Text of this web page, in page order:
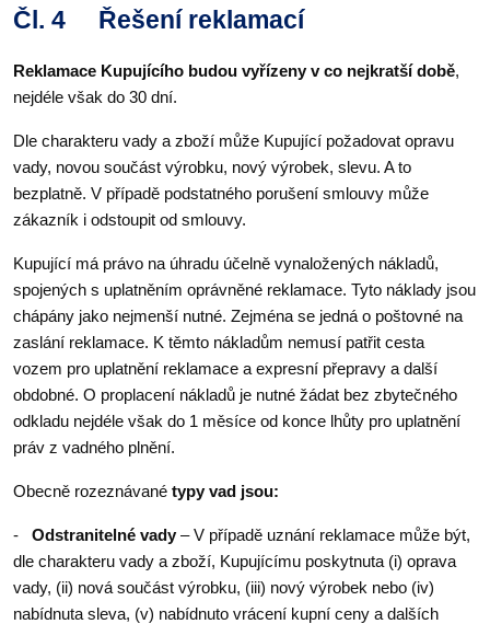
Čl. 4 Řešení reklamací
Reklamace Kupujícího budou vyřízeny v co nejkratší době,
nejdéle však do 30 dní.
Dle charakteru vady a zboží může Kupující požadovat opravu
vady, novou součást výrobku, nový výrobek, slevu. A to
bezplatně. V případě podstatného porušení smlouvy může
zákazník i odstoupit od smlouvy.
Kupující má právo na úhradu účelně vynaložených nákladů,
spojených s uplatněním oprávněné reklamace. Tyto náklady jsou
chápány jako nejmenší nutné. Zejména se jedná o poštovné na
zaslání reklamace. K těmto nákladům nemusí patřit cesta
vozem pro uplatnění reklamace a expresní přepravy a další
obdobné. O proplacení nákladů je nutné žádat bez zbytečného
odkladu nejdéle však do 1 měsíce od konce lhůty pro uplatnění
práv z vadného plnění.
Obecně rozeznávané typy vad jsou:
- Odstranitelné vady – V případě uznání reklamace může být,
dle charakteru vady a zboží, Kupujícímu poskytnuta (i) oprava
vady, (ii) nová součást výrobku, (iii) nový výrobek nebo (iv)
nabídnuta sleva, (v) nabídnuto vrácení kupní ceny a dalších